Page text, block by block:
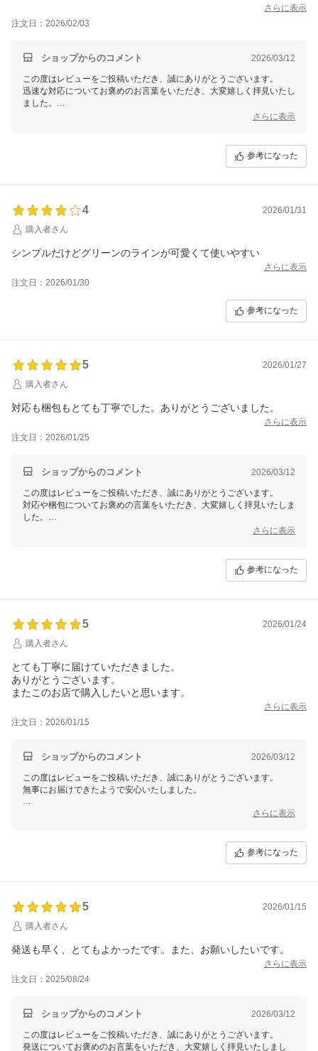
さらに表示
注文日：2026/02/03
ショップからのコメント 2026/03/12
この度はレビューをご投稿いただき、誠にありがとうございます。
迅速な対応についてお褒めのお言葉をいただき、大変嬉しく拝見いたし
ました。
さらに表示
参考になった
4
2026/01/31
購入者さん
シンプルだけどグリーンのラインが可愛くて使いやすい
さらに表示
注文日：2026/01/30
参考になった
5
2026/01/27
購入者さん
対応も梱包もとても丁寧でした。ありがとうございました。
さらに表示
注文日：2026/01/25
ショップからのコメント 2026/03/12
この度はレビューをご投稿いただき、誠にありがとうございます。
対応や梱包についてお褒めの言葉をいただき、大変嬉しく拝見いたしま
した。
さらに表示
参考になった
5
2026/01/24
購入者さん
とても丁寧に届けていただきました。
ありがとうございます。
またこのお店で購入したいと思います。
さらに表示
注文日：2026/01/15
ショップからのコメント 2026/03/12
この度はレビューをご投稿いただき、誠にありがとうございます。
無事にお届けできたようで安心いたしました。
またお店について温かいお言葉をいただき、大変嬉しく拝見いたしまし
さらに表示
参考になった
5
2026/01/15
購入者さん
発送も早く、とてもよかったです。また、お願いしたいです。
さらに表示
注文日：2025/08/24
ショップからのコメント 2026/03/12
この度はレビューをご投稿いただき、誠にありがとうございます。
発送についてお褒めのお言葉をいただき、大変嬉しく拝見いたしまし